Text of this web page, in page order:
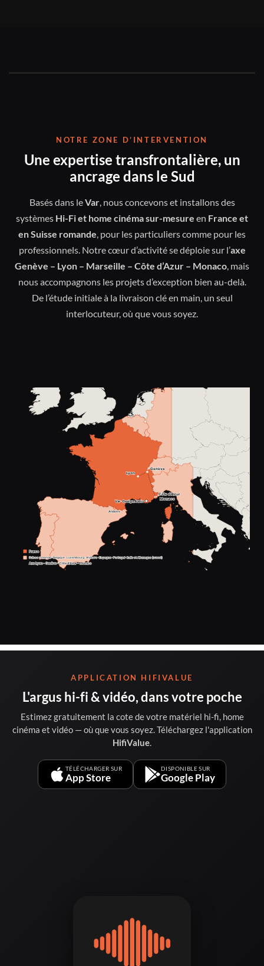
NOTRE ZONE D’INTERVENTION
Une expertise transfrontalière, un
ancrage dans le Sud
Basés dans leVar, nous concevons et installons des
systèmes Hi-Fi et home cinéma sur-mesure en France et
en Suisse romande , pour les particuliers comme pour les
professionnels. Notre cœur d’activité se déploie sur l’axe
Genève – Lyon – Marseille – Côte d’Azur – Monaco , mais
nous accompagnons les projets d’exception bien au-delà.
De l’étude initiale à la livraison clé en main, un seul
interlocuteur, où que vous soyez.
APPLICATION HIFIVALUE
L'argus hi-fi & vidéo, dans votre poche
Estimez gratuitement la cote de votre matériel hi-fi, home
cinéma et vidéo — où que vous soyez. Téléchargez l'application
HifiValue
TÉLÉCHARGER SUR
App Store
DISPONIBLE SUR
Google Play